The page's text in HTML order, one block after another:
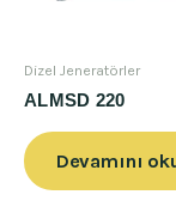
Dizel Jeneratörler
ALMSD 220
Devamını